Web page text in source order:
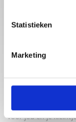
Statistieken
Marketing
jonge moeders.
inspirerende blogs
zwangerschap,
fashion.
voor jou en je